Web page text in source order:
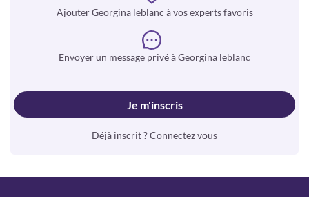
Ajouter Georgina leblanc à vos experts favoris
Envoyer un message privé à Georgina leblanc
Je m'inscris
Déjà inscrit ? Connectez vous